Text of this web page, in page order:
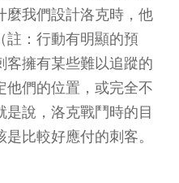
麼我們設計洛克時，他
註：行動有明顯的預
客擁有某些難以追蹤的
他們的位置，或完全不
說，洛克戰鬥時的目
比較好應付的刺客。